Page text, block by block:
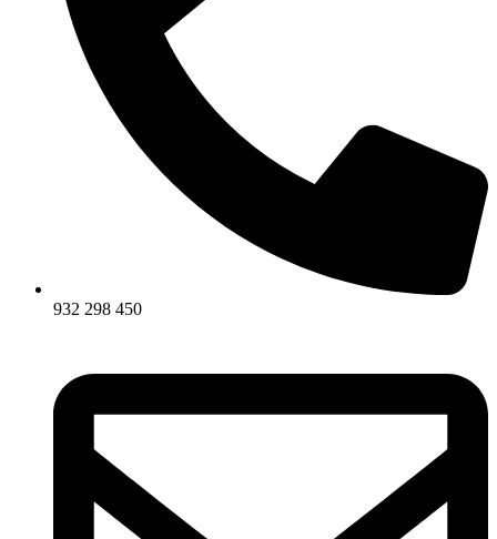
932 298 450